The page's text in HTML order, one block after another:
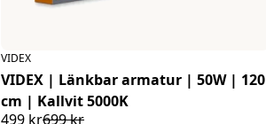
VIDEX
VIDEX | Länkbar armatur | 50W | 120
cm | Kallvit 5000K
699 kr
499 kr